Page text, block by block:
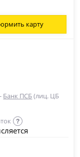
карту
- Банк ПСБ(лиц. ЦБ
?